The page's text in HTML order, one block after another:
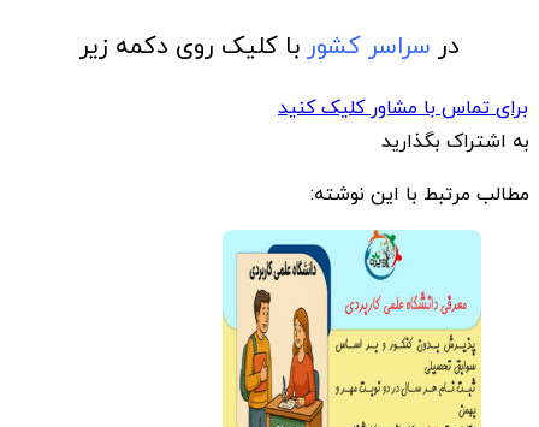
در سراسر کشوربا کلیک روی دکمه زیر
برای تماس با مشاور کلیک کنید
به اشتراک بگذارید
مطالب مرتبط با این نوشته: